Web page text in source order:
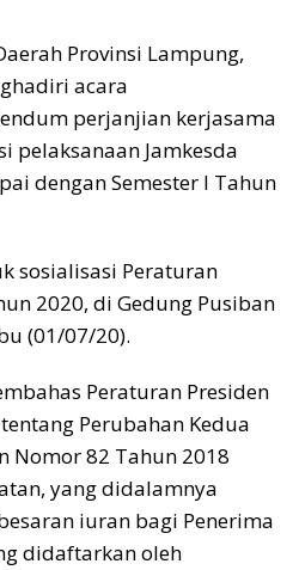
Provinsi Lampung,
acara
perjanjian kerjasama
pelaksanaan Jamkesda
dengan Semester I Tahun
sosialisasi Peraturan
2020, di Gedung Pusiban
(01/07/20).
Peraturan Presiden
Perubahan Kedua
Nomor 82 Tahun 2018
yang didalamnya
iuran bagi Penerima
didaftarkan oleh